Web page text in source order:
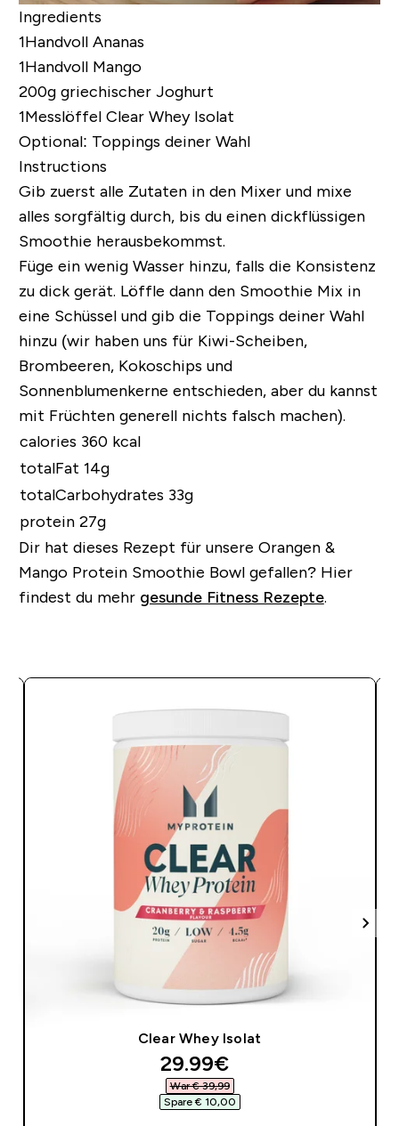
Ingredients
1Handvoll Ananas
1Handvoll Mango
200g griechischer Joghurt
1MesslöffelClear Whey Isolat
Optional: Toppings deiner Wahl
Instructions
Gib zuerst alle Zutaten in den Mixer und mixe
alles sorgfältig durch, bis du einen dickflüssigen
Smoothie herausbekommst.
Füge ein wenig Wasser hinzu, falls die Konsistenz
zu dick gerät. Löffle dann den Smoothie Mix in
eine Schüssel und gib die Toppings deiner Wahl
hinzu (wir haben uns für Kiwi-Scheiben,
Brombeeren, Kokoschips und
Sonnenblumenkerne entschieden, aber du kannst
mit Früchten generell nichts falsch machen).
calories 360 kcal
totalFat 14g
totalCarbohydrates 33g
protein 27g
Dir hat dieses Rezept für unsere Orangen &
Mango Protein Smoothie Bowl gefallen?Hier
findest du mehr gesunde Fitness Rezepte.
Clear Whey Isolat
discounted price
29.99€‎
War € 39,99‎
Spare € 10,00‎